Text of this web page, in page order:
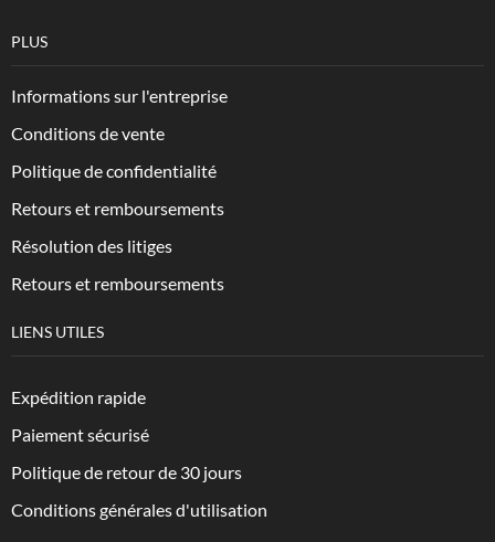
PLUS
Informations sur l'entreprise
Conditions de vente
Politique de confidentialité
Retours et remboursements
Résolution des litiges
Retours et remboursements
LIENS UTILES
Expédition rapide
Paiement sécurisé
Politique de retour de 30 jours
Conditions générales d'utilisation